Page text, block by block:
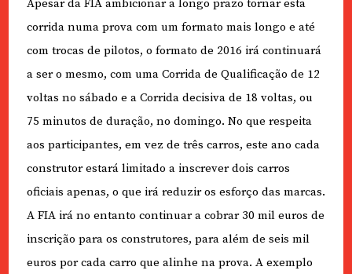
Apesar da FIA ambicionar a longo prazo tornar esta
corrida numa prova com um formato mais longo e até
com trocas de pilotos, o formato de 2016 irá continuará
a ser o mesmo, com uma Corrida de Qualificação de 12
voltas no sábado e a Corrida decisiva de 18 voltas, ou
75 minutos de duração, no domingo. No que respeita
aos participantes, em vez de três carros, este ano cada
construtor estará limitado a inscrever dois carros
oficiais apenas, o que irá reduzir os esforço das marcas.
A FIA irá no entanto continuar a cobrar 30 mil euros de
inscrição para os construtores, para além de seis mil
euros por cada carro que alinhe na prova. A exemplo